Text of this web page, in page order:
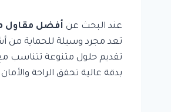
عند البحث عن أفضل مقاول
تعد مجرد وسيلة للحماية من
تقديم حلول متنوعة تتناسب
بدقة عالية تحقق الراحة